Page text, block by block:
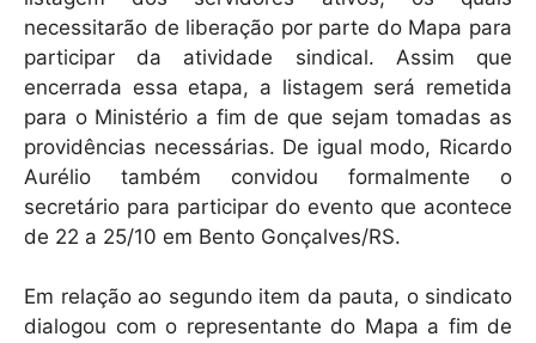
necessitarão de liberação por parte do Mapa para
participar da atividade sindical. Assim que
encerrada essa etapa, a listagem será remetida
para o Ministério a fim de que sejam tomadas as
providências necessárias. De igual modo, Ricardo
Aurélio também convidou formalmente o
secretário para participar do evento que acontece
de 22 a 25/10 em Bento Gonçalves/RS.
Em relação ao segundo item da pauta, o sindicato
dialogou com o representante do Mapa a fim de